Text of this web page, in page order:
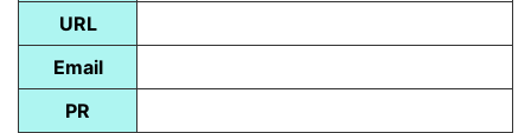
URL
Email
PR